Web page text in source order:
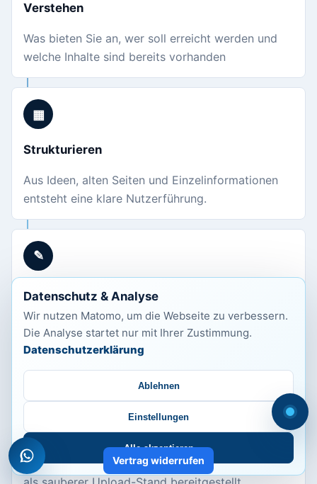
Verstehen
Was bieten Sie an, wer soll erreicht werden und
welche Inhalte sind bereits vorhanden
▦
Strukturieren
Aus Ideen, alten Seiten und Einzelinformationen
entsteht eine klare Nutzerführung.
✎
Gestalten
Das Design wird ruhig, modern und lesbar
aufgebaut, passend zu Ihrem Angebot.
✓
Veröffentlichen
Die fertige Version wird vorbereitet, getestet und
Datenschutz & Analyse
Wir nutzen Matomo, um die Webseite zu verbessern.
Die Analyse startet nur mit Ihrer Zustimmung.
Datenschutzerklärung
Ablehnen
Einstellungen
Alle akzeptieren
Vertrag widerrufen